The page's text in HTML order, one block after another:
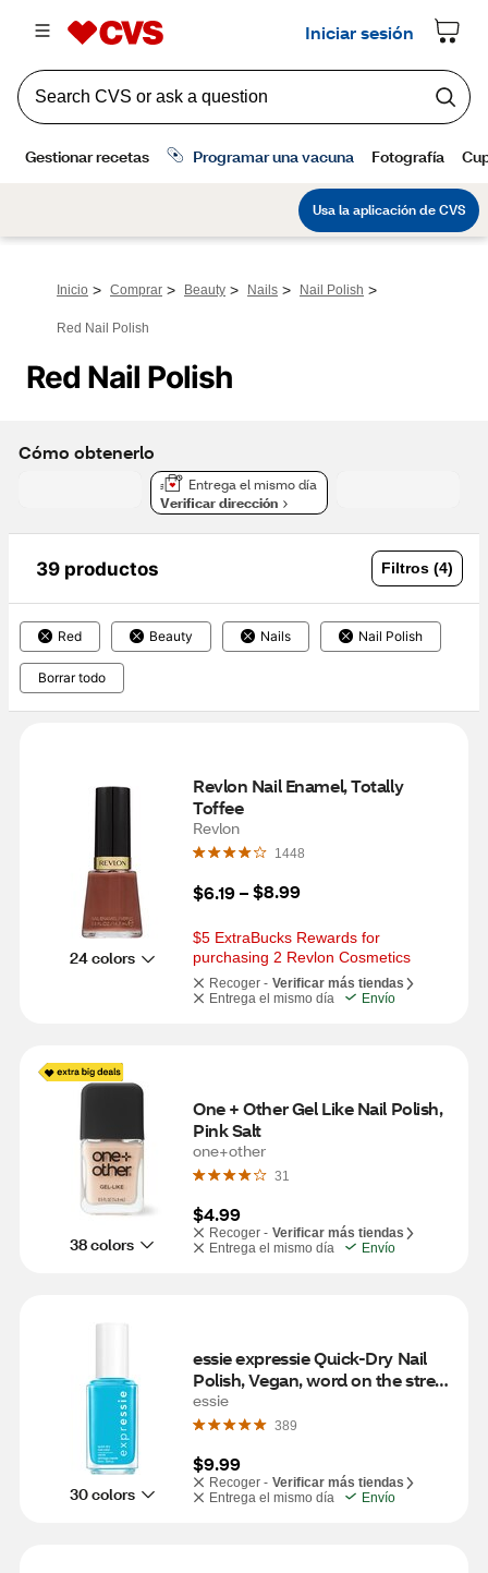
Inicio > Comprar > Beauty > Nails > Nail Polish >
Red Nail Polish
Red Nail Polish
Cómo obtenerlo
Entrega el mismo día
Verificar dirección
39 productos Filtros (4)
Red Beauty Nails Nail Polish
Borrar todo
24 colors
Revlon Nail Enamel, Totally
Toffee
Revlon
1448
$6.19 – $8.99
$5 ExtraBucks Rewards for
purchasing 2 Revlon Cosmetics
Recoger - Verificar más tiendas
Entrega el mismo día
Envío
38 colors
One + Other Gel Like Nail Polish,
Pink Salt
one+other
31
$4.99
Recoger - Verificar más tiendas
Entrega el mismo día
Envío
30 colors
essie expressie Quick-Dry Nail
Polish, Vegan, word on the street
(blue), 0.33 fl oz
essie
389
$9.99
Recoger - Verificar más tiendas
Entrega el mismo día
Envío